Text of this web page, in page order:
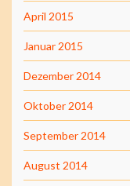
April 2015
Januar 2015
Dezember 2014
Oktober 2014
September 2014
August 2014